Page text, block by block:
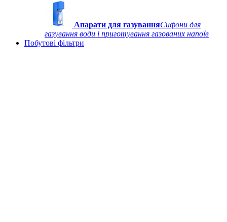
Апарати для газуванняСифони для
газування води і приготування газованих напоїв
Побутові фільтри